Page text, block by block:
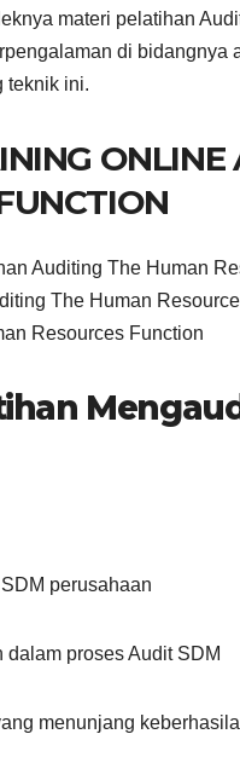
materi pelatihan
di bidangnya
teknik ini.
Auditing The Human
The Human
Resources Function
perusahaan
dalam proses Audit SDM
menunjang